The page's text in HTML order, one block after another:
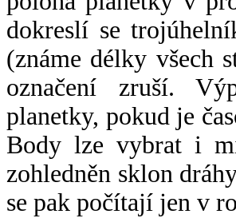
dokreslí se
(známe délky všech
označení zruší.
planetky, pokud je
Body lze vybrat i
zohledněn sklon
se pak počítají jen v